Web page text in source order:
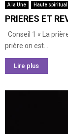
A la Une Haute
PRIERES ET
Conseil 1 « La
prière on est...
Lire plus